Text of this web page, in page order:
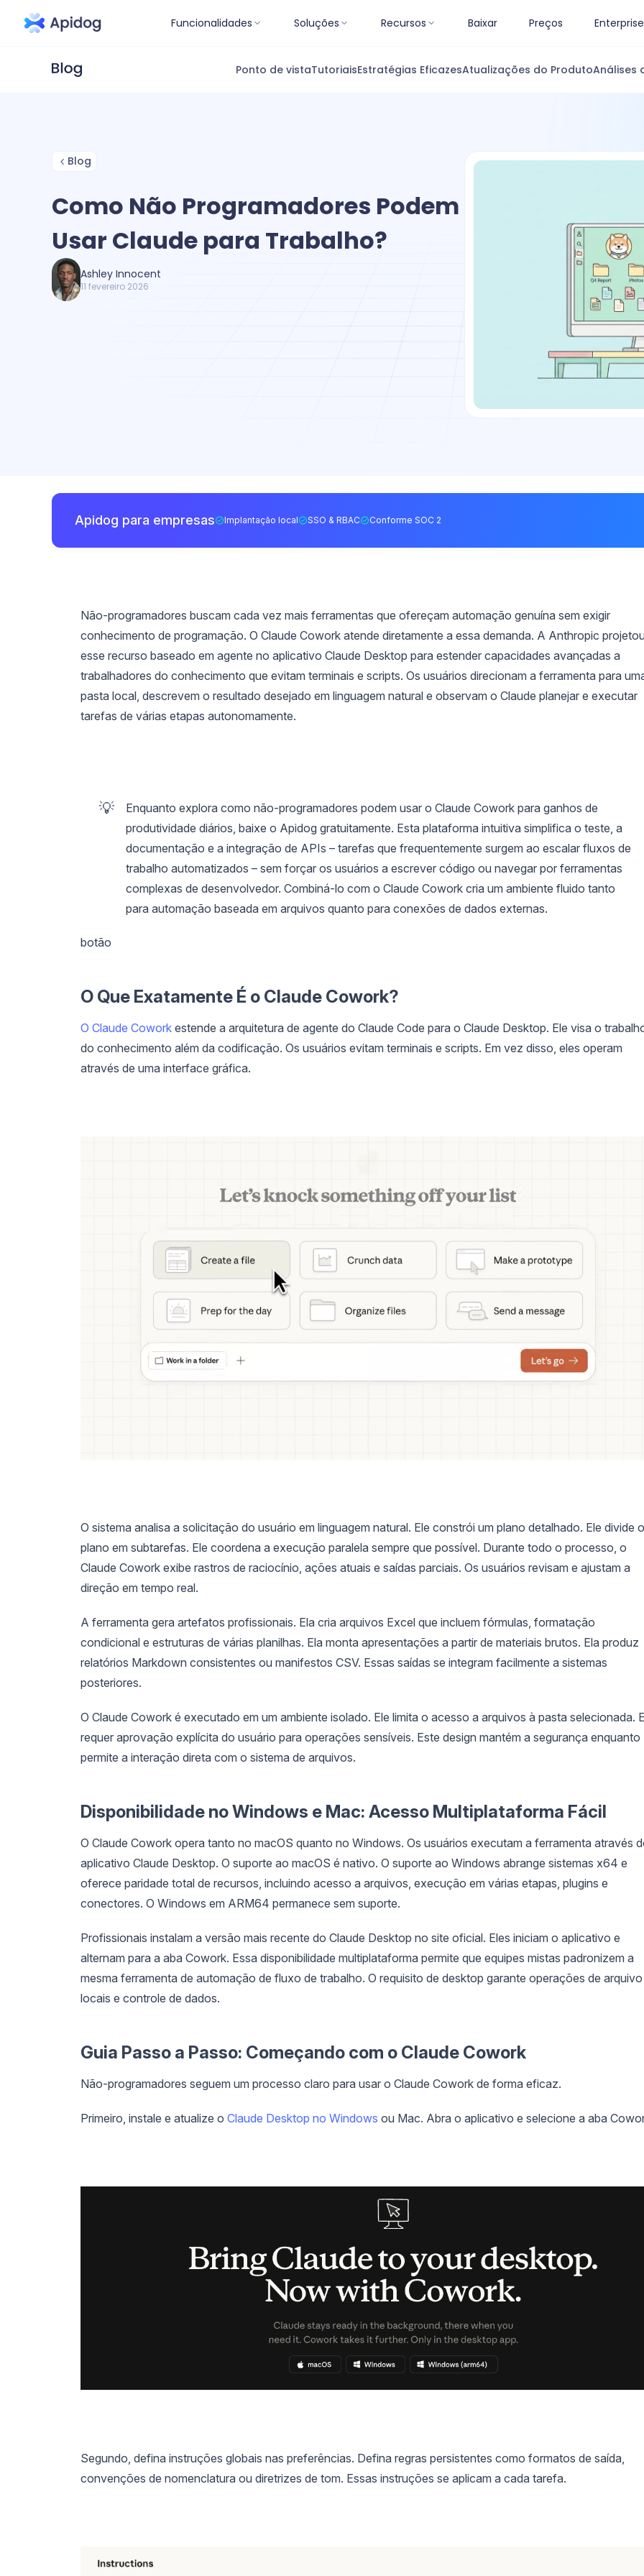
Funcionalidades Soluções Recursos Baixar Preços Enterprise
Ponto de vistaTutoriaisEstratégias EficazesAtualizações do ProdutoAnálises
Blog
Como Não Programadores Podem
Usar Claude para Trabalho?
Ashley Innocent
11 fevereiro 2026
Apidog para empresas Implantação local SSO & RBAC Conforme SOC 2
Não-programadores buscam cada vez mais ferramentas que ofereçam automação genuína sem exigir
conhecimento de programação. O Claude Cowork atende diretamente a essa demanda. A Anthropic
esse recurso baseado em agente no aplicativo Claude Desktop para estender capacidades avançadas a
trabalhadores do conhecimento que evitam terminais e scripts. Os usuários direcionam a ferramenta para
pasta local, descrevem o resultado desejado em linguagem natural e observam o Claude planejar e executar
tarefas de várias etapas autonomamente.
💡
Enquanto explora como não-programadores podem usar o Claude Cowork para ganhos de
produtividade diários, baixe o Apidog gratuitamente. Esta plataforma intuitiva simplifica o teste, a
documentação e a integração de APIs – tarefas que frequentemente surgem ao escalar fluxos de
trabalho automatizados – sem forçar os usuários a escrever código ou navegar por ferramentas
complexas de desenvolvedor. Combiná-lo com o Claude Cowork cria um ambiente fluido tanto
para automação baseada em arquivos quanto para conexões de dados externas.
botão
O Que Exatamente É o Claude Cowork?
O Claude Cowork estende a arquitetura de agente do Claude Code para o Claude Desktop. Ele visa o
do conhecimento além da codificação. Os usuários evitam terminais e scripts. Em vez disso, eles operam
através de uma interface gráfica.
O sistema analisa a solicitação do usuário em linguagem natural. Ele constrói um plano detalhado. Ele divide o
plano em subtarefas. Ele coordena a execução paralela sempre que possível. Durante todo o processo, o
Claude Cowork exibe rastros de raciocínio, ações atuais e saídas parciais. Os usuários revisam e ajustam a
direção em tempo real.
A ferramenta gera artefatos profissionais. Ela cria arquivos Excel que incluem fórmulas, formatação
condicional e estruturas de várias planilhas. Ela monta apresentações a partir de materiais brutos. Ela produz
relatórios Markdown consistentes ou manifestos CSV. Essas saídas se integram facilmente a sistemas
posteriores.
O Claude Cowork é executado em um ambiente isolado. Ele limita o acesso a arquivos à pasta selecionada.
requer aprovação explícita do usuário para operações sensíveis. Este design mantém a segurança enquanto
permite a interação direta com o sistema de arquivos.
Disponibilidade no Windows e Mac: Acesso Multiplataforma Fácil
O Claude Cowork opera tanto no macOS quanto no Windows. Os usuários executam a ferramenta através
aplicativo Claude Desktop. O suporte ao macOS é nativo. O suporte ao Windows abrange sistemas x64 e
oferece paridade total de recursos, incluindo acesso a arquivos, execução em várias etapas, plugins e
conectores. O Windows em ARM64 permanece sem suporte.
Profissionais instalam a versão mais recente do Claude Desktop no site oficial. Eles iniciam o aplicativo e
alternam para a aba Cowork. Essa disponibilidade multiplataforma permite que equipes mistas padronizem a
mesma ferramenta de automação de fluxo de trabalho. O requisito de desktop garante operações de arquivo
locais e controle de dados.
Guia Passo a Passo: Começando com o Claude Cowork
Não-programadores seguem um processo claro para usar o Claude Cowork de forma eficaz.
Primeiro, instale e atualize o Claude Desktop no Windows ou Mac. Abra o aplicativo e selecione a aba
Segundo, defina instruções globais nas preferências. Defina regras persistentes como formatos de saída,
convenções de nomenclatura ou diretrizes de tom. Essas instruções se aplicam a cada tarefa.